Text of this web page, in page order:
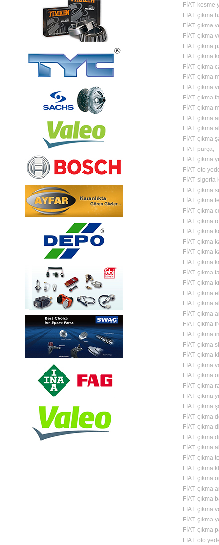
FİAT kesme
FİAT çıkma
FİAT çıkma
FİAT çıkma
FİAT çıkma
FİAT çıkma
FİAT çıkma
FİAT çıkma
FİAT çıkma
FİAT çıkma
FİAT çıkma
FİAT çıkma
FİAT çıkma
FİAT çıkma
FİAT parça,
FİAT çıkma
FİAT oto
FİAT sigorta
FİAT çıkma
FİAT çıkma
FİAT çıkma
FİAT çıkma
FİAT çıkma
FİAT çıkma
FİAT çıkma
FİAT çıkma
FİAT çıkma
FİAT çıkma
FİAT çıkma
FİAT çıkma
FİAT çıkma
FİAT çıkma
FİAT çıkma
FİAT çıkma
FİAT çıkma
FİAT çıkma
FİAT çıkma
FİAT çıkma
FİAT çıkma
FİAT çıkma
FİAT çıkma
FİAT çıkma
FİAT çıkma
FİAT çıkma
FİAT çıkma
FİAT çıkma
FİAT çıkma
FİAT çıkma
FİAT çıkma
FİAT çıkma
FİAT çıkma
FİAT çıkma
FİAT oto